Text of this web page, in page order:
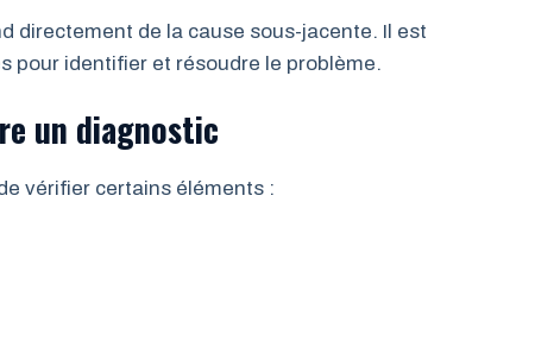
directement de la cause sous-jacente. Il est
pour identifier et résoudre le problème.
un diagnostic
vérifier certains éléments :